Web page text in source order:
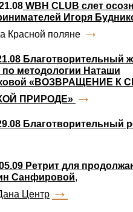
WBH CLUB слет
Игоря
Красной поляне →
Благотворительный
по методологии Наташи
«ВОЗВРАЩЕНИЕ К
ПРИРОДЕ» →
Благотворительный
Ретрит для
Санфировой,
Центр →